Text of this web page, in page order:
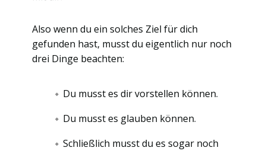
Also wenn du ein solches Ziel für dich
gefunden hast, musst du eigentlich nur noch
drei Dinge beachten:
Du musst es dir vorstellen können.
Du musst es glauben können.
Schließlich musst du es sogar noch